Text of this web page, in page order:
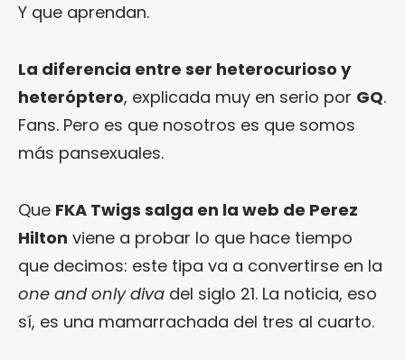
Y que aprendan.
La diferencia entre ser heterocurioso y
heteróptero, explicada muy en serio por GQ.
Fans. Pero es que nosotros es que somos
más pansexuales.
Que FKA Twigs salga en la web de Perez
Hilton viene a probar lo que hace tiempo
que decimos: este tipa va a convertirse en la
one and only diva del siglo 21. La noticia, eso
sí, es una mamarrachada del tres al cuarto.